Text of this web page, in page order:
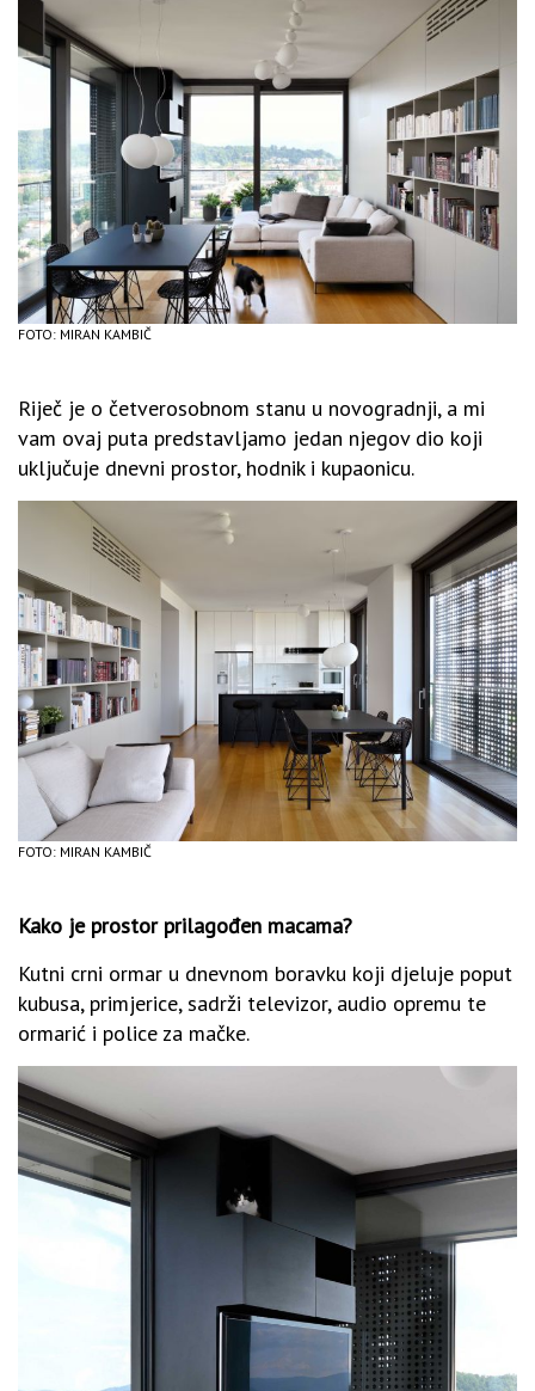
FOTO: MIRAN KAMBIČ
Riječ je o četverosobnom stanu u novogradnji, a mi
vam ovaj puta predstavljamo jedan njegov dio koji
uključuje dnevni prostor, hodnik i kupaonicu.
FOTO: MIRAN KAMBIČ
Kako je prostor prilagođen macama?
Kutni crni ormar u dnevnom boravku koji djeluje poput
kubusa, primjerice, sadrži televizor, audio opremu te
ormarić i police za mačke.